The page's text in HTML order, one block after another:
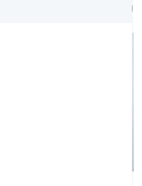
中。想象一下，就像给汽车加油